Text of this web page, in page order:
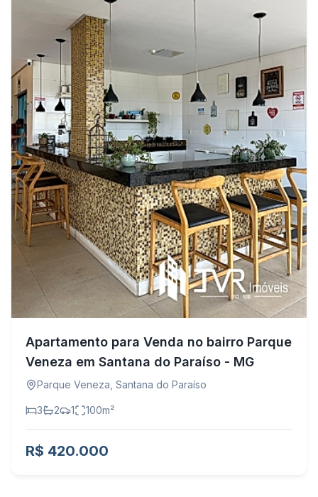
Apartamento para Venda no bairro Parque
Veneza em Santana do Paraíso - MG
Parque Veneza Santana do Paraíso
3 2 1 100m²
R$ 420.000